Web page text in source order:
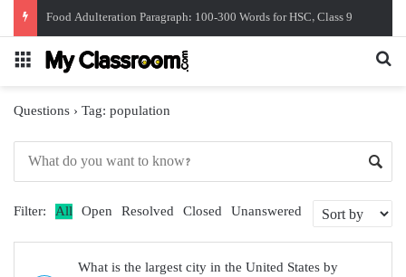
Food Adulteration Paragraph: 100-300 Words for HSC, Class 9
Menu
Questions › Tag: population
Filter: All Open Resolved Closed Unanswered
What is the largest city in the United States by